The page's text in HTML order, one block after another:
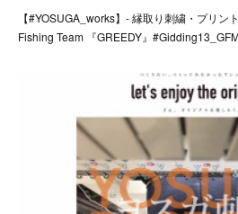
【#YOSUGA_works】- 縁取り刺繍・プリン
Fishing Team 『GREEDY』